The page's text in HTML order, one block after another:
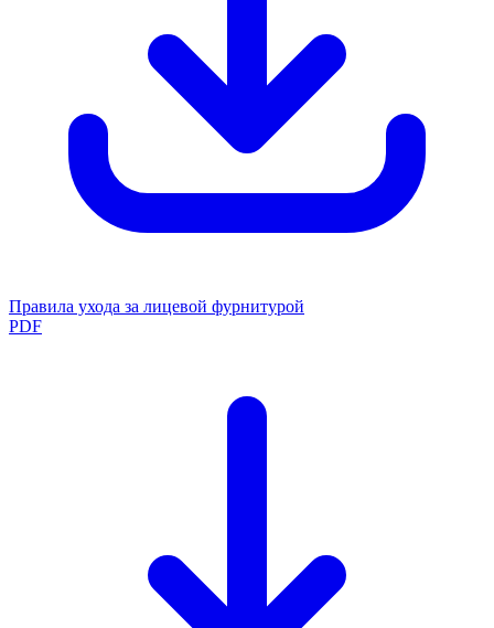
Правила ухода за лицевой фурнитурой
PDF